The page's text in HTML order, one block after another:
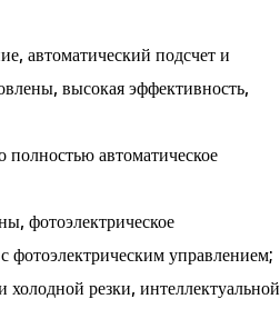
автоматический подсчет и
высокая эффективность,
полностью автоматическое
фотоэлектрическое
фотоэлектрическим управлением;
холодной резки, интеллектуальной